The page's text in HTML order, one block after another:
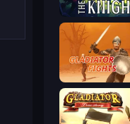
War the Knights
Gladiator Fights